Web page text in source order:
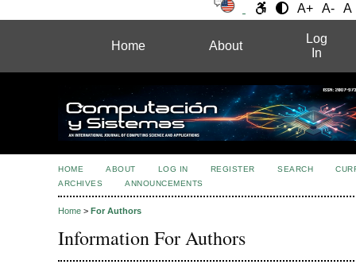
A+ A- A
Home About
Log
In
HOME ABOUT LOG IN REGISTER SEARCH
ARCHIVES
ANNOUNCEMENTS
Home > For Authors
Information For Authors